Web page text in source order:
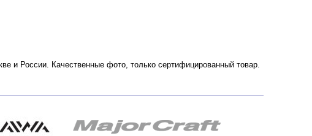
и России. Качественные фото, только сертифицированный товар.